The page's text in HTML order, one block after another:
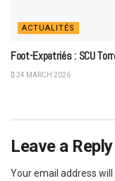
ACTUALITÉS
Foot-Expatriés : SCU
24 MARCH 2026
Leave a Reply
Your email address